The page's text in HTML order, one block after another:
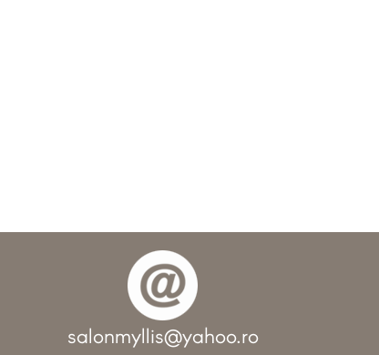
salonmyllis@yahoo.ro